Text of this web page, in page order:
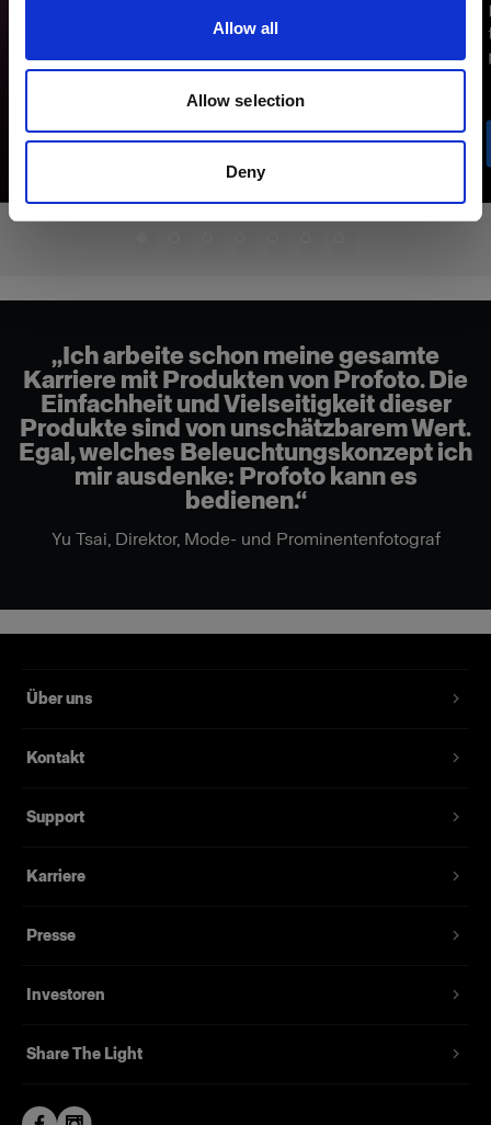
Allow all
Allow selection
Deny
„Ich arbeite schon meine gesamte
Karriere mit Produkten von Profoto. Die
Einfachheit und Vielseitigkeit dieser
Produkte sind von unschätzbarem Wert.
Egal, welches Beleuchtungskonzept ich
mir ausdenke: Profoto kann es
bedienen.“
Yu Tsai, Direktor, Mode- und Prominentenfotograf
Über uns
Kontakt
Support
Karriere
Presse
Investoren
Share The Light